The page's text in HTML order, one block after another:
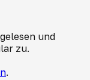
und
zu.
.